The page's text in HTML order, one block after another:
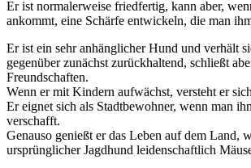
Er ist normalerweise friedfertig, kann aber,
ankommt, eine Schärfe entwickeln, die man
Er ist ein sehr anhänglicher Hund und verhält
gegenüber zunächst zurückhaltend, schließt
Freundschaften.
Wenn er mit Kindern aufwächst, versteht er
Er eignet sich als Stadtbewohner, wenn man
verschafft.
Genauso genießt er das Leben auf dem Land,
ursprünglicher Jagdhund leidenschaftlich